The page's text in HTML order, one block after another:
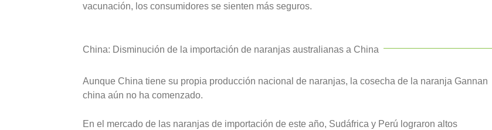
vacunación, los consumidores se sienten más seguros.
China: Disminución de la importación de naranjas australianas a China
Aunque China tiene su propia producción nacional de naranjas, la cosecha de la naranja Gannan
china aún no ha comenzado.
En el mercado de las naranjas de importación de este año, Sudáfrica y Perú lograron altos